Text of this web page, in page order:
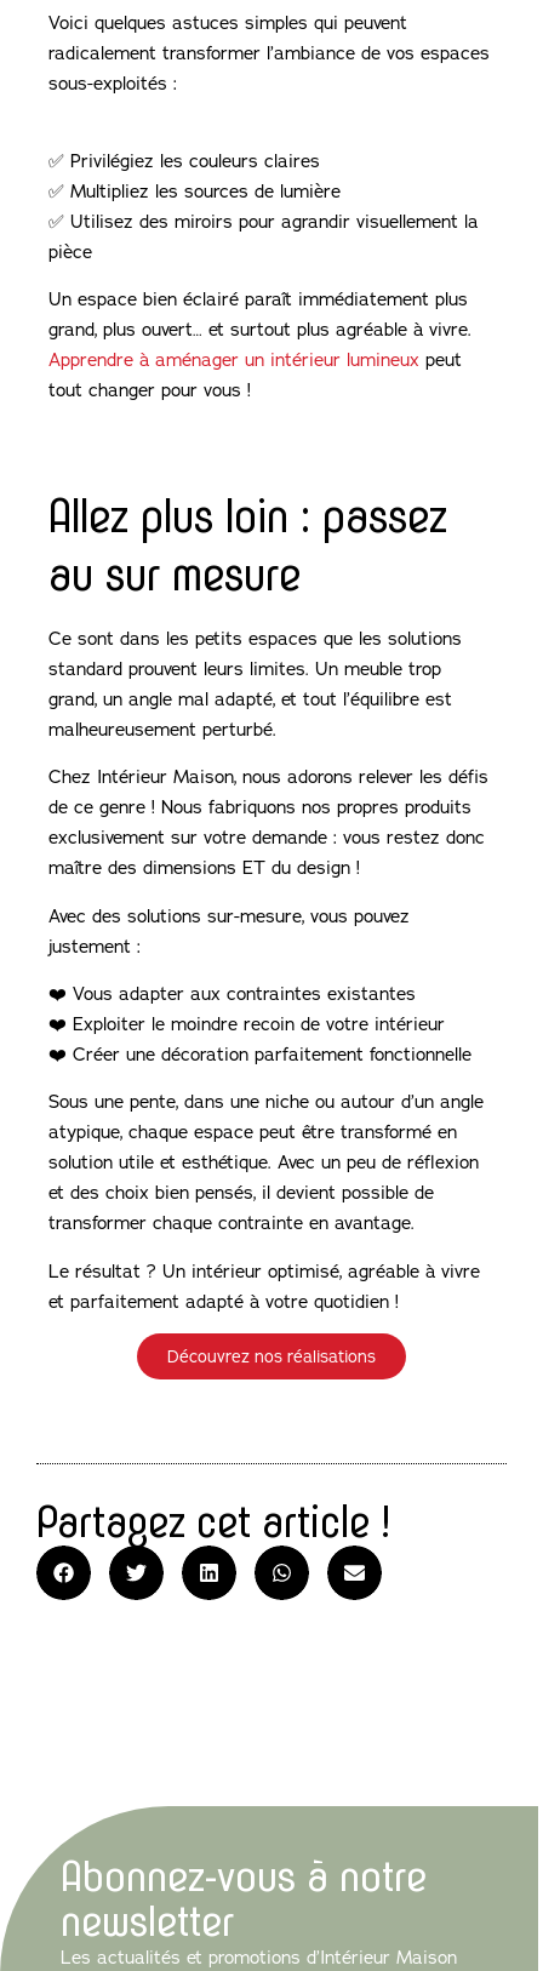
Voici quelques astuces simples qui peuvent
radicalement transformer l’ambiance de vos espaces
sous-exploités :
✅ Privilégiez les couleurs claires
✅ Multipliez les sources de lumière
✅ Utilisez des miroirs pour agrandir visuellement la
pièce
Un espace bien éclairé paraît immédiatement plus
grand, plus ouvert… et surtout plus agréable à vivre.
Apprendre à aménager un intérieur lumineux peut
tout changer pour vous !
Allez plus loin : passez
au sur mesure
Ce sont dans les petits espaces que les solutions
standard prouvent leurs limites. Un meuble trop
grand, un angle mal adapté, et tout l’équilibre est
malheureusement perturbé.
Chez Intérieur Maison, nous adorons relever les défis
de ce genre ! Nous fabriquons nos propres produits
exclusivement sur votre demande : vous restez donc
maître des dimensions ET du design !
Avec des solutions sur-mesure, vous pouvez
justement :
❤️ Vous adapter aux contraintes existantes
❤️ Exploiter le moindre recoin de votre intérieur
❤️ Créer une décoration parfaitement fonctionnelle
Sous une pente, dans une niche ou autour d’un angle
atypique, chaque espace peut être transformé en
solution utile et esthétique. Avec un peu de réflexion
et des choix bien pensés, il devient possible de
transformer chaque contrainte en avantage.
Le résultat ? Un intérieur optimisé, agréable à vivre
et parfaitement adapté à votre quotidien !
Découvrez nos réalisations
Partagez cet article !
Abonnez-vous à notre
newsletter
Les actualités et promotions d’Intérieur Maison